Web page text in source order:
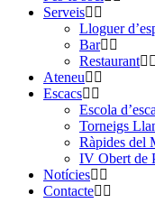
Serveis
Lloguer
Bar
Restaurant
Ateneu
Escacs
Escola
Torneigs
Ràpides del
IV Obert de
Notícies
Contacte